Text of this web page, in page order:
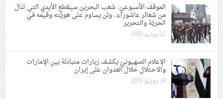
الموقف الأسبوعيّ: شعب البحرين سيقطع الأيدي التي تنال
من شعائر عاشوراء.. ولن يساوم على هويّته وقيمه في
الحريّة والتحرير
22 يونيو 2026
الإعلام الصهيونيّ يكشف زيارات متبادلة بين الإمارات
والاحتلال خلال العدوان على إيران
18 يونيو 2026